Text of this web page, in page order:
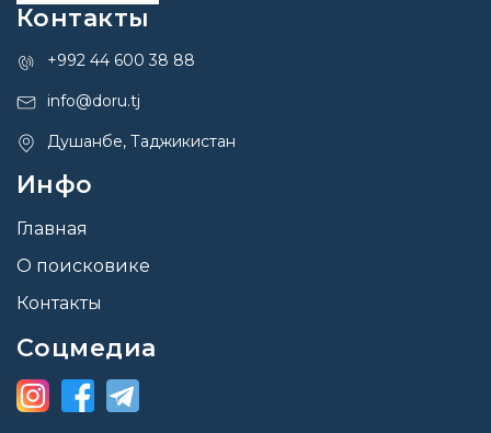
Контакты
+992 44 600 38 88
info@doru.tj
Душанбе, Таджикистан
Инфо
Главная
О поисковике
Контакты
Соцмедиа